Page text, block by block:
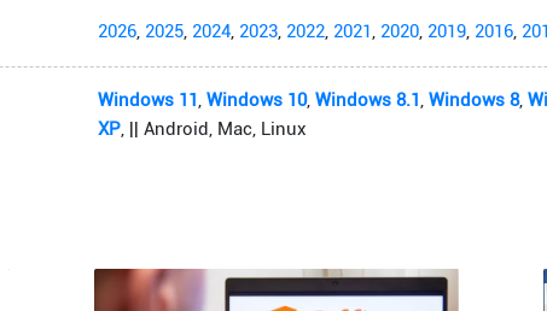
2026, 2025, 2024, 2023, 2022, 2021, 2020, 2019, 2016,
Windows 11 , Windows 10, Windows 8.1 , Windows 8,
XP, || Android, Mac, Linux